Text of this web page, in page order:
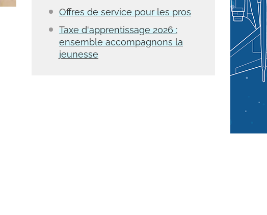
Offres de service pour les pros
Taxe d'apprentissage 2026 :
ensemble accompagnons la
jeunesse